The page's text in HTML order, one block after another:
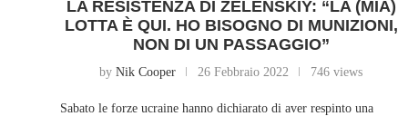
LA RESISTENZA DI ZELENSKIY: “LA (MIA)
LOTTA È QUI. HO BISOGNO DI MUNIZIONI,
NON DI UN PASSAGGIO”
byNik Cooper 26 Febbraio 2022 746 views
Sabato le forze ucraine hanno dichiarato di aver respinto una